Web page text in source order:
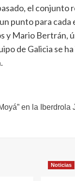
el
punto para
y Mario Bertrán,
de Galicia se
en la Iberdrola
Noticias